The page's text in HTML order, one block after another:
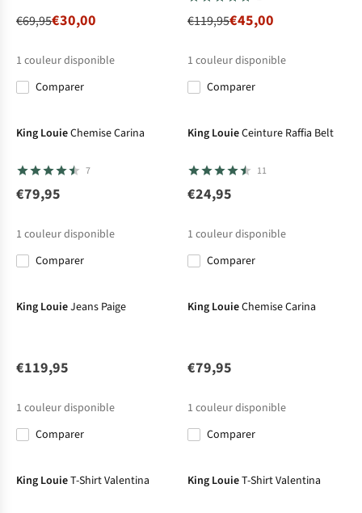
€69,95€30,00
1 couleur disponible
Comparer
€119,95€45,00
1 couleur disponible
Comparer
King LouieChemise Carina
7
€79,95
1 couleur disponible
Comparer
King LouieCeinture Raffia Belt
11
€24,95
1 couleur disponible
Comparer
King LouieJeans Paige
€119,95
1 couleur disponible
Comparer
King LouieChemise Carina
€79,95
1 couleur disponible
Comparer
King LouieT-Shirt Valentina King LouieT-Shirt Valentina